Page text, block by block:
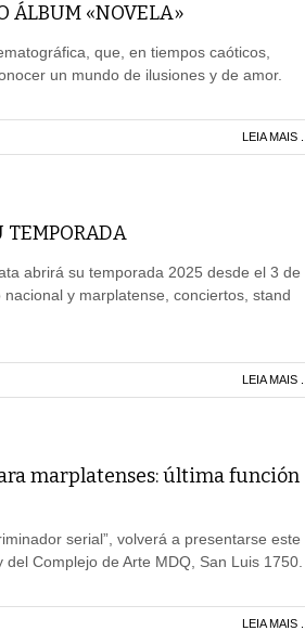
ÁLBUM «NOVELA»
que, en tiempos caóticos,
un mundo de ilusiones y de amor.
LEIA MAIS ...
TEMPORADA
abrirá su temporada 2025 desde el 3 de
y marplatense, conciertos, stand
LEIA MAIS ...
marplatenses: última función
serial”, volverá a presentarse este
Complejo de Arte MDQ, San Luis 1750.
LEIA MAIS ...